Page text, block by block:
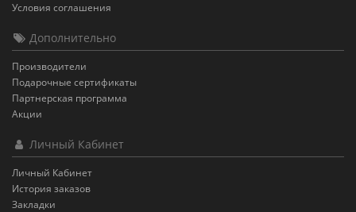
Условия соглашения
Дополнительно
Производители
Подарочные сертификаты
Партнерская программа
Акции
Личный Кабинет
Личный Кабинет
История заказов
Закладки